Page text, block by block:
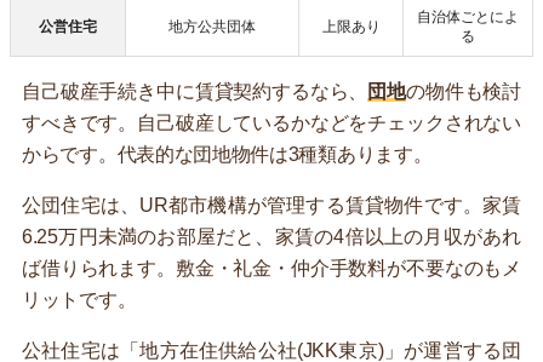
公営住宅 地方公共団体 上限あり
自治体ごとによ
る
自己破産手続き中に賃貸契約するなら、 団地の物件も検討
すべきです。自己破産しているかなどをチェックされない
からです。代表的な団地物件は3種類あります。
公団住宅は、UR都市機構が管理する賃貸物件です。家賃
6.25万円未満のお部屋だと、家賃の4倍以上の月収があれ
ば借りられます。敷金・礼金・仲介手数料が不要なのもメ
リットです。
公社住宅は「地方在住供給公社(JKK東京)」が運営する団